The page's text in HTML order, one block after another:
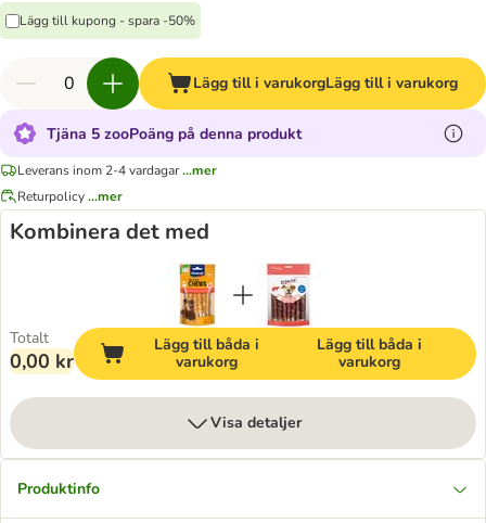
Lägg till kupong - spara -50%
Lägg till i varukorgLägg till i varukorg
Tjäna 5 zooPoäng på denna produkt
Leverans inom 2-4 vardagar...mer
Returpolicy...mer
Kombinera det med
Totalt
0,00 kr
Lägg till båda i
varukorg
Lägg till båda i
varukorg
Visa detaljer
Produktinfo